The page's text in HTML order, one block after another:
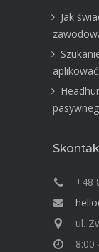
Jak
+48
ul.
8:00